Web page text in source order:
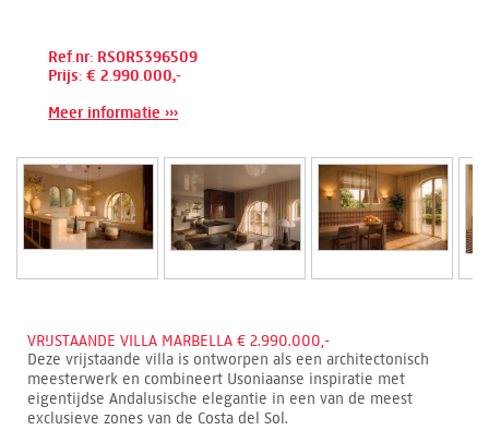
Ref.nr: RSOR5396509
Prijs: € 2.990.000,-
Meer informatie ›››
VRIJSTAANDE VILLA MARBELLA € 2.990.000,-
Deze vrijstaande villa is ontworpen als een architectonisch
meesterwerk en combineert Usoniaanse inspiratie met
eigentijdse Andalusische elegantie in een van de meest
exclusieve zones van de Costa del Sol.